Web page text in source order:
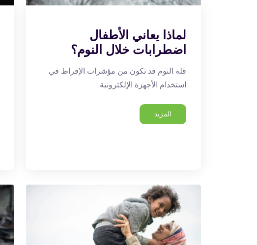
لماذا يعاني الأطفال
اضطرابات خلال النوم؟
قلة النوم قد تكون من مؤشرات الإفراط في
استخدام الأجهزة الإلكترونية
المزيد